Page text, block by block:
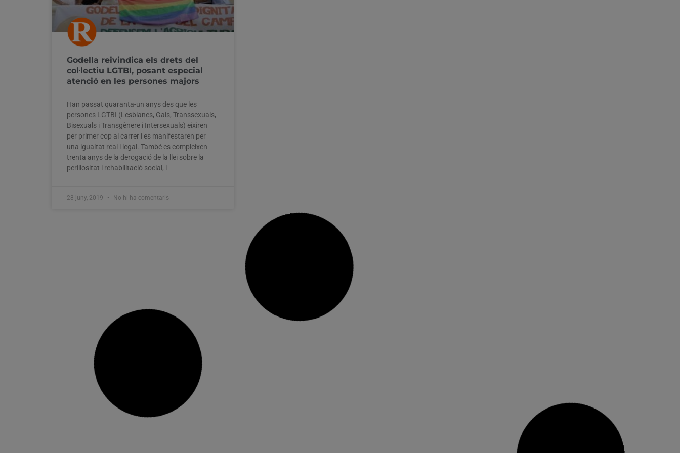
Godella reivindica els drets del
col·lectiu LGTBI, posant especial
atenció en les persones majors
Han passat quaranta-un anys des que les
persones LGTBI (Lesbianes, Gais, Transsexuals,
Bisexuals i Transgènere i Intersexuals) eixiren
per primer cop al carrer i es manifestaren per
una igualtat real i legal. També es compleixen
trenta anys de la derogació de la llei sobre la
perillositat i rehabilitació social, i